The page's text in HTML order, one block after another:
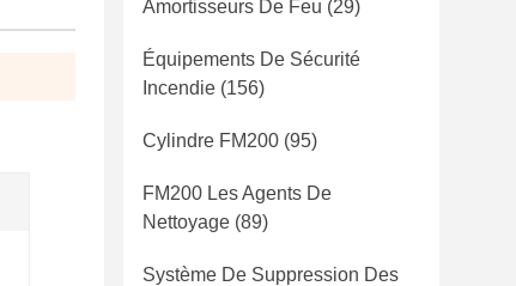
Amortisseurs De Feu (29)
Équipements De Sécurité
Incendie (156)
Cylindre FM200 (95)
FM200 Les Agents De
Nettoyage (89)
Système De Suppression Des